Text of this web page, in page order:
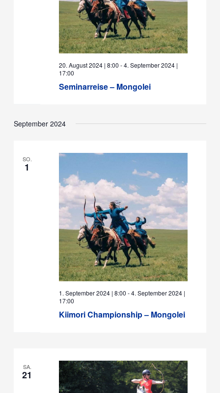
Seminarreise – Mongolei
20. August 2024 | 8:00 -4. September 2024 |
17:00
September 2024
SO.
1
Kiimori Championship – Mongolei
1. September 2024 | 8:00 -4. September 2024 |
17:00
SA.
21